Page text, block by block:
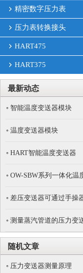
精密数字压力表
压力表转换接头
HART475
HART375
最新动态
智能温度变送器模块
温度变送器模块
HART智能温度变送器
OW-SBW系列一体化温
差压变送器可通过手操
测量蒸汽管道的压力变
随机文章
压力变送器测量原理